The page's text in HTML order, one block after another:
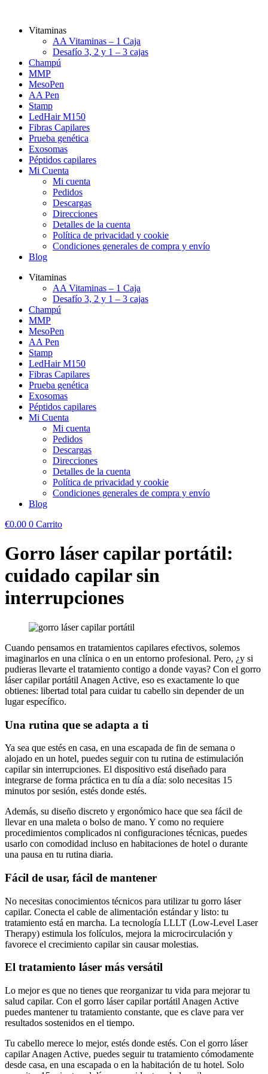
Vitaminas
AA Vitaminas – 1 Caja
Desafío 3, 2 y 1 – 3 cajas
Champú
MMP
MesoPen
AA Pen
Stamp
LedHair M150
Fibras Capilares
Prueba genética
Exosomas
Péptidos capilares
Mi Cuenta
Mi cuenta
Pedidos
Descargas
Direcciones
Detalles de la cuenta
Política de privacidad y cookie
Condiciones generales de compra y envío
Blog
Vitaminas
AA Vitaminas – 1 Caja
Desafío 3, 2 y 1 – 3 cajas
Champú
MMP
MesoPen
AA Pen
Stamp
LedHair M150
Fibras Capilares
Prueba genética
Exosomas
Péptidos capilares
Mi Cuenta
Mi cuenta
Pedidos
Descargas
Direcciones
Detalles de la cuenta
Política de privacidad y cookie
Condiciones generales de compra y envío
Blog
€0.00 0 Carrito
Gorro láser capilar portátil:
cuidado capilar sin
interrupciones
Cuando pensamos en tratamientos capilares efectivos, solemos
imaginarlos en una clínica o en un entorno profesional. Pero, ¿y si
pudieras llevarte el tratamiento contigo a donde vayas? Con el gorro
láser capilar portátil Anagen Active, eso es exactamente lo que
obtienes: libertad total para cuidar tu cabello sin depender de un
lugar específico.
Una rutina que se adapta a ti
Ya sea que estés en casa, en una escapada de fin de semana o
alojado en un hotel, puedes seguir con tu rutina de estimulación
capilar sin interrupciones. El dispositivo está diseñado para
integrarse de forma práctica en tu día a día: solo necesitas 15
minutos por sesión, estés donde estés.
Además, su diseño discreto y ergonómico hace que sea fácil de
llevar en una maleta o bolso de mano. Y como no requiere
procedimientos complicados ni configuraciones técnicas, puedes
usarlo con comodidad incluso en habitaciones de hotel o durante
una pausa en tu rutina diaria.
Fácil de usar, fácil de mantener
No necesitas conocimientos técnicos para utilizar tu gorro láser
capilar. Conecta el cable de alimentación estándar y listo: tu
tratamiento está en marcha. La tecnología LLLT (Low-Level Laser
Therapy) estimula los folículos, mejora la microcirculación y
favorece el crecimiento capilar sin causar molestias.
El tratamiento láser más versátil
Lo mejor es que no tienes que reorganizar tu vida para mejorar tu
salud capilar. Con el gorro láser capilar portátil Anagen Active
puedes mantener tu tratamiento constante, que es clave para ver
resultados sostenidos en el tiempo.
Tu cabello merece lo mejor, estés donde estés. Con el gorro láser
capilar Anagen Active, puedes seguir tu tratamiento cómodamente
desde casa, en una escapada o en la habitación de tu hotel. Solo